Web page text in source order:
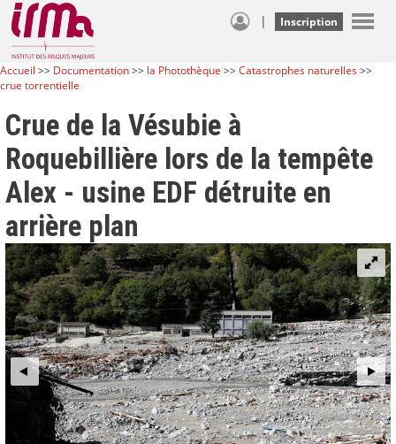
| Inscription
Accueil >> Documentation>> la Photothèque >>Catastrophes naturelles>>
crue torrentielle
Crue de la Vésubie à
Roquebillière lors de la tempête
Alex - usine EDF détruite en
arrière plan